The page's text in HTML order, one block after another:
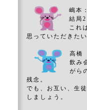
嶋本
結局
これ
思っていただきた
高橋
飲み
がら
残念。
でも、お互い、生
しましょう。